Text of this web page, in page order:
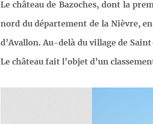
Le château de Bazoches, dont la
nord du département de la Nièvre,
d’Avallon. Au-delà du village de
Le château fait l’objet d’un